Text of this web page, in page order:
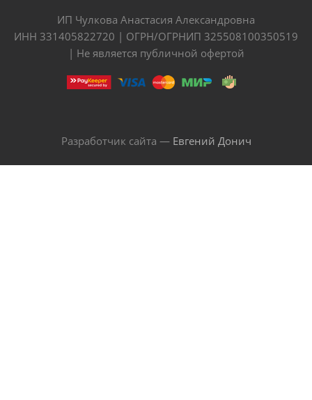
ИП Чулкова Анастасия Александровна
ИНН 331405822720 | ОГРН/ОГРНИП 325508100350519
| Не является публичной офертой
Разработчик сайта — Евгений Донич